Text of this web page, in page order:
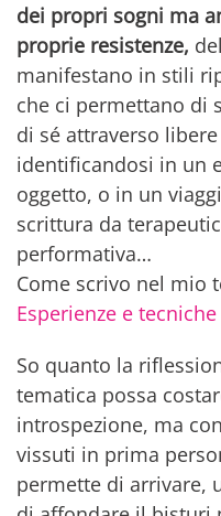
dei propri sogni ma
proprie resistenze,
manifestano in stili
che ci permettano di
di sé attraverso
identificandosi in un
oggetto, o in un
scrittura da
performativa…
Come scrivo nel mio
Esperienze e
So quanto la
tematica possa
introspezione, ma
vissuti in prima
permette di arrivare,